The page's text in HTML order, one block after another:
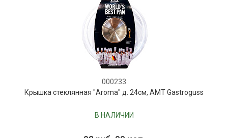
000233
Крышка стеклянная "Aroma" д. 24см, AMT Gastroguss
В НАЛИЧИИ